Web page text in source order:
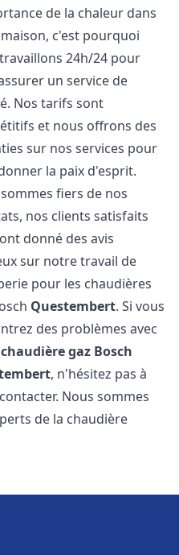
de la chaleur dans
c'est pourquoi
24h/24 pour
un service de
Nos tarifs sont
et nous offrons des
sur nos services pour
la paix d'esprit.
fiers de nos
nos clients satisfaits
donné des avis
sur notre travail de
pour les chaudières
Questembert. Si vous
des problèmes avec
chaudière gaz Bosch
, n'hésitez pas à
Nous sommes
de la chaudière